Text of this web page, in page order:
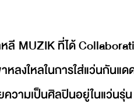
ลี MUZIK ที่ได้
ลงใหลในการใส่แว่นกันแด
วามเป็นศิลปินอยู่ในแว่นรุ่